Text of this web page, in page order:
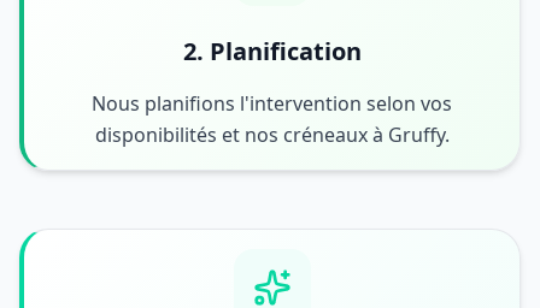
2. Planification
Nous planifions l'intervention selon vos
disponibilités et nos créneaux à Gruffy.